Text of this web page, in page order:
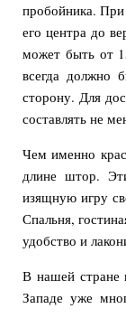
пробойника. При
его центра до
может быть от
всегда должно
сторону. Для
составлять не
Чем именно красивы шторы на люверсах? Конечно, своими ровными вертикальными складками по всей
длине штор.
изящную игру
Спальня,
удобство и
В нашей стране шторы на люверсах еще только начинают завоевывать свои позиции. В то же время, на
Западе уже